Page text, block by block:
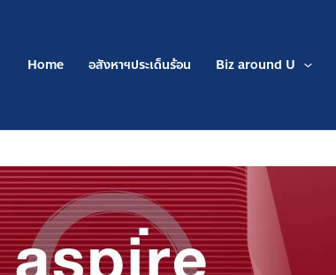
Home อสังหาฯประเด็นร้อน Biz around U